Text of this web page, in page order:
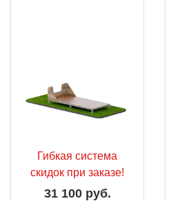
Гибкая система
скидок при заказе!
31 100 руб.